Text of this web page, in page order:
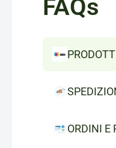
FAQs
ORDINI E